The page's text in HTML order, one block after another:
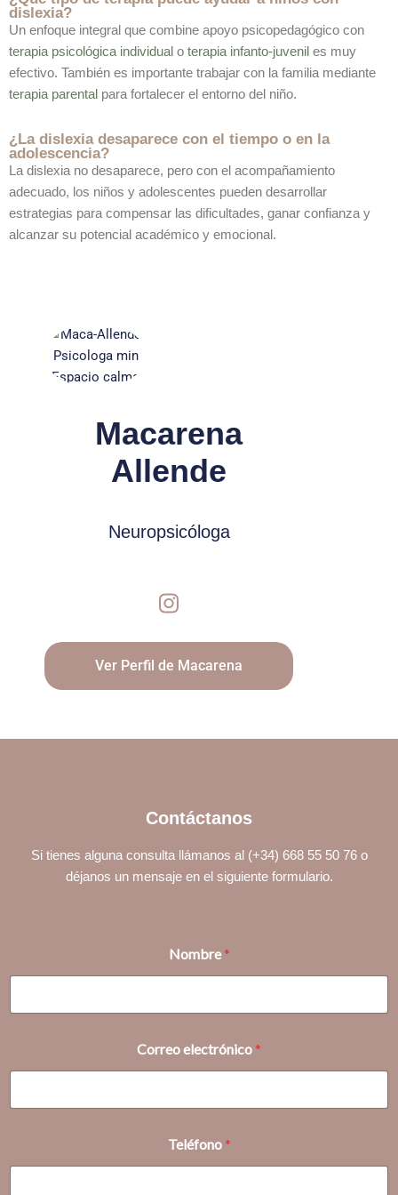
dislexia?
Un enfoque integral que combine apoyo psicopedagógico con
terapia psicológica individual o terapia infanto-juvenil es muy
efectivo. También es importante trabajar con la familia mediante
terapia parental para fortalecer el entorno del niño.
¿La dislexia desaparece con el tiempo o en la
adolescencia?
La dislexia no desaparece, pero con el acompañamiento
adecuado, los niños y adolescentes pueden desarrollar
estrategias para compensar las dificultades, ganar confianza y
alcanzar su potencial académico y emocional.
Macarena
Allende
Neuropsicóloga
Ver Perfil de Macarena
Contáctanos
Si tienes alguna consulta llámanos al (+34) 668 55 50 76 o
déjanos un mensaje en el siguiente formulario.
Nombre*
Correo electrónico *
e
n
Teléfono *